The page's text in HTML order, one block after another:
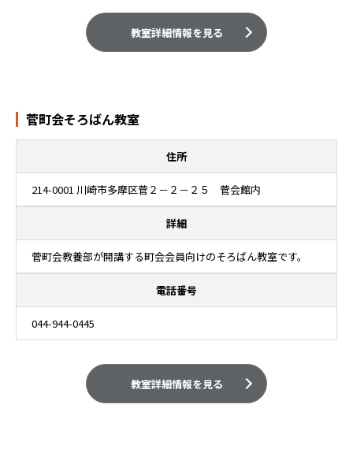
教室詳細情報を見る
菅町会そろばん教室
住所
214-0001 川崎市多摩区菅２－２－２５ 菅会館内
詳細
菅町会教養部が開講する町会会員向けのそろばん教室です。
電話番号
044-944-0445
教室詳細情報を見る